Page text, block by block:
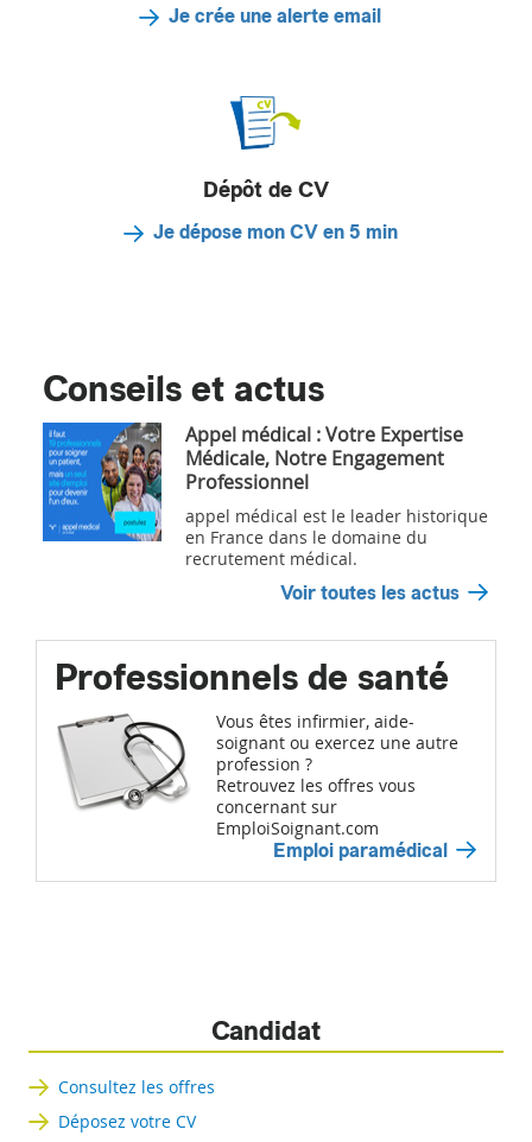
Je crée une alerte email
Dépôt de CV
Je dépose mon CV en 5 min
Conseils et actus
Appel médical : Votre Expertise
Médicale, Notre Engagement
Professionnel
appel médical est le leader historique
en France dans le domaine du
recrutement médical.
Voir toutes les actus
Professionnels de santé
Vous êtes infirmier, aide-
soignant ou exercez une autre
profession ?
Retrouvez les offres vous
concernant sur
EmploiSoignant.com
Emploi paramédical
Candidat
Consultez les offres
Déposez votre CV